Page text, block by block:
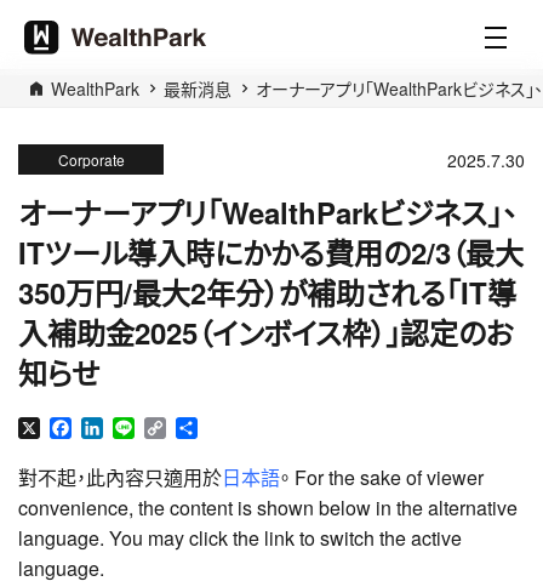
WealthPark 最新消息 オーナーアプリ「WealthParkビジネス
Corporate 2025.7.30
オーナーアプリ「WealthParkビジネス」、
ITツール導入時にかかる費用の2/3（最大
350万円/最大2年分）が補助される「IT導
入補助金2025（インボイス枠）」認定のお
知らせ
X Facebook
LinkedIn
Line Copy
對不起，此內容只適用於日本語。 For the sake of viewer
convenience, the content is shown below in the alternative
language. You may click the link to switch the active
language.